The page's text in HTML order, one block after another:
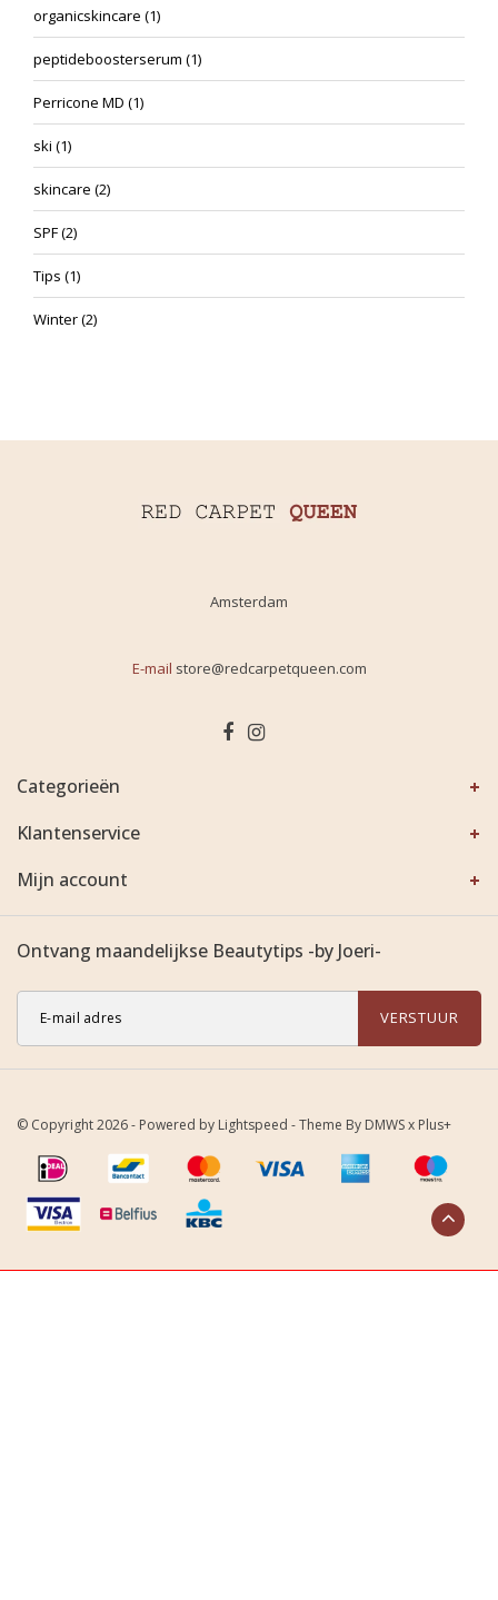
organicskincare (1)
peptideboosterserum (1)
Perricone MD (1)
ski (1)
skincare (2)
SPF(2)
Tips (1)
Winter(2)
Amsterdam
E-mail store@redcarpetqueen.com
Categorieën
Klantenservice
Mijn account
Ontvang maandelijkse Beautytips -by Joeri-
VERSTUUR
© Copyright 2026 - Powered by Lightspeed - Theme By DMWSx Plus+